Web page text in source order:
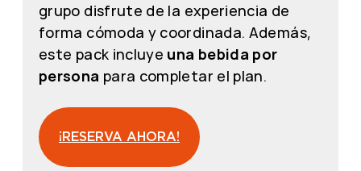
grupo disfrute de la experiencia de
forma cómoda y coordinada. Además,
este pack incluye una bebida por
persona para completar el plan.
¡RESERVA AHORA!